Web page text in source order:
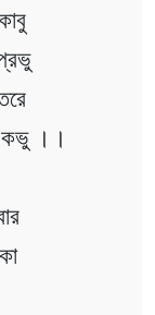
কভু ।।